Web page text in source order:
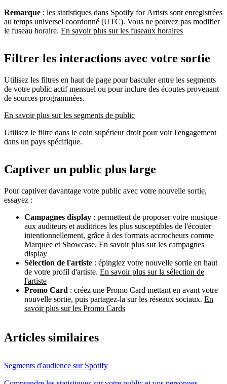
Remarque : les statistiques dans Spotify for Artists sont enregistrées
au temps universel coordonné (UTC). Vous ne pouvez pas modifier
le fuseau horaire. En savoir plus sur les fuseaux horaires
Filtrer les interactions avec votre sortie
Utilisez les filtres en haut de page pour basculer entre les segments
de votre public actif mensuel ou pour inclure des écoutes provenant
de sources programmées.
En savoir plus sur les segments de public
Utilisez le filtre dans le coin supérieur droit pour voir l'engagement
dans un pays spécifique.
Captiver un public plus large
Pour captiver davantage votre public avec votre nouvelle sortie,
essayez :
Campagnes display : permettent de proposer votre musique
aux auditeurs et auditrices les plus susceptibles de l'écouter
intentionnellement, grâce à des formats accrocheurs comme
Marquee et Showcase. En savoir plus sur les campagnes
display
Sélection de l'artiste : épinglez votre nouvelle sortie en haut
de votre profil d'artiste. En savoir plus sur la sélection de
l'artiste
Promo Card : créez une Promo Card mettant en avant votre
nouvelle sortie, puis partagez-la sur les réseaux sociaux. En
savoir plus sur les Promo Cards
Articles similaires
Segments d'audience sur Spotify